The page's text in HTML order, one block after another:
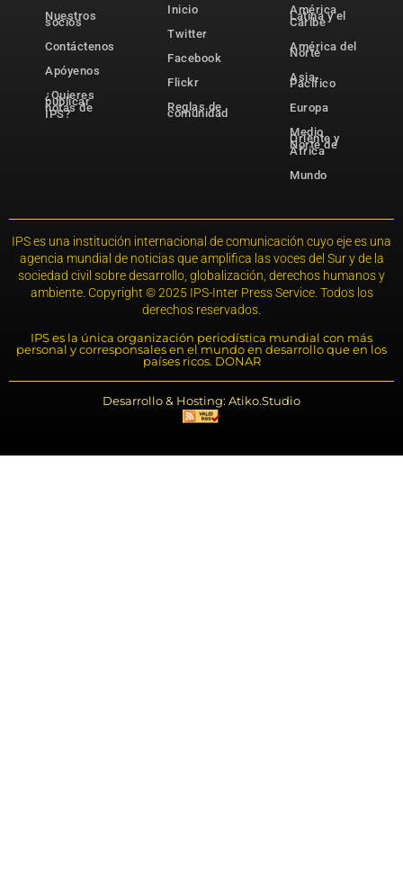
Nuestros
socios
Contáctenos
Apóyenos
¿Quieres
publicar
notas de
IPS?
Inicio
Twitter
Facebook
Flickr
Reglas de
comunidad
América
Latina y el
Caribe
América del
Norte
Asia-
Pacífico
Europa
Medio
Oriente y
Norte de
África
Mundo
IPS es una institución internacional de comunicación cuyo eje es una
agencia mundial de noticias que amplifica las voces del Sur y de la
sociedad civil sobre desarrollo, globalización, derechos humanos y
ambiente. Copyright © 2025 IPS-Inter Press Service. Todos los
derechos reservados.
IPS es la única organización periodística mundial con más
personal y corresponsales en el mundo en desarrollo que en los
países ricos. DONAR
Desarrollo & Hosting: Atiko.Studio